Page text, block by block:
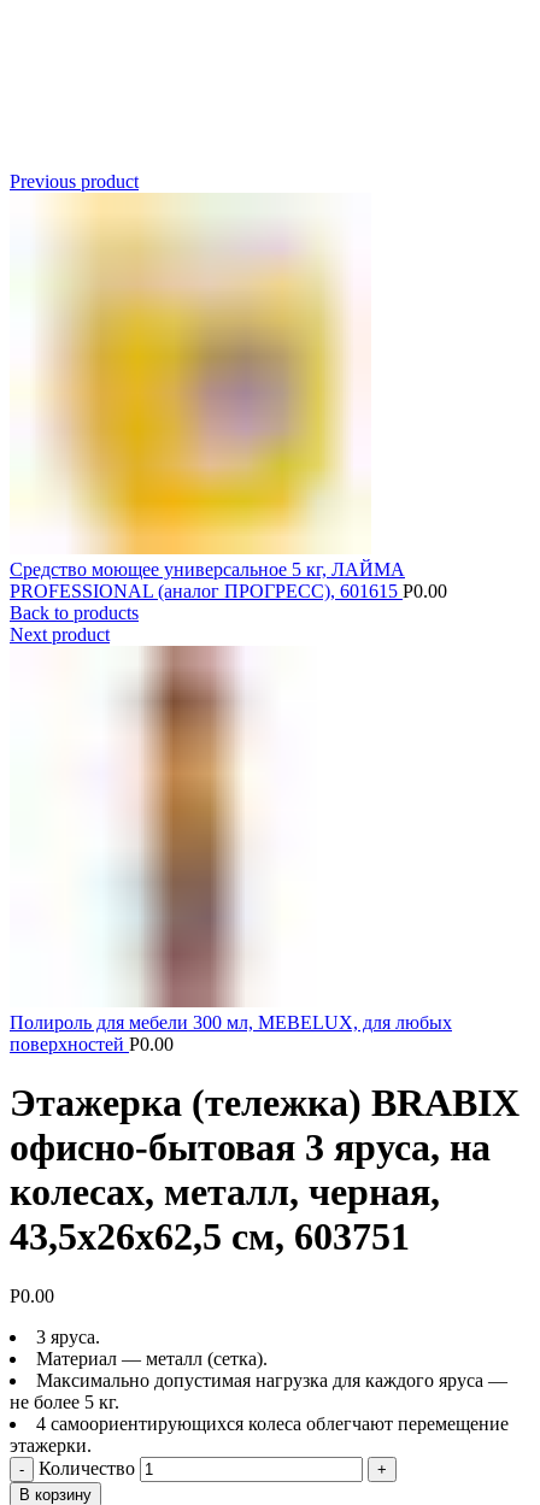
Previous product
Средство моющее универсальное 5 кг, ЛАЙМА
PROFESSIONAL (аналог ПРОГРЕСС), 601615 Р0.00
Back to products
Next product
Полироль для мебели 300 мл, MEBELUX, для любых
поверхностей Р0.00
Этажерка (тележка) BRABIX
офисно-бытовая 3 яруса, на
колесах, металл, черная,
43,5х26х62,5 см, 603751
Р0.00
3 яруса.
Материал — металл (сетка).
Максимально допустимая нагрузка для каждого яруса —
не более 5 кг.
4 самоориентирующихся колеса облегчают перемещение
этажерки.
Количество
В корзину